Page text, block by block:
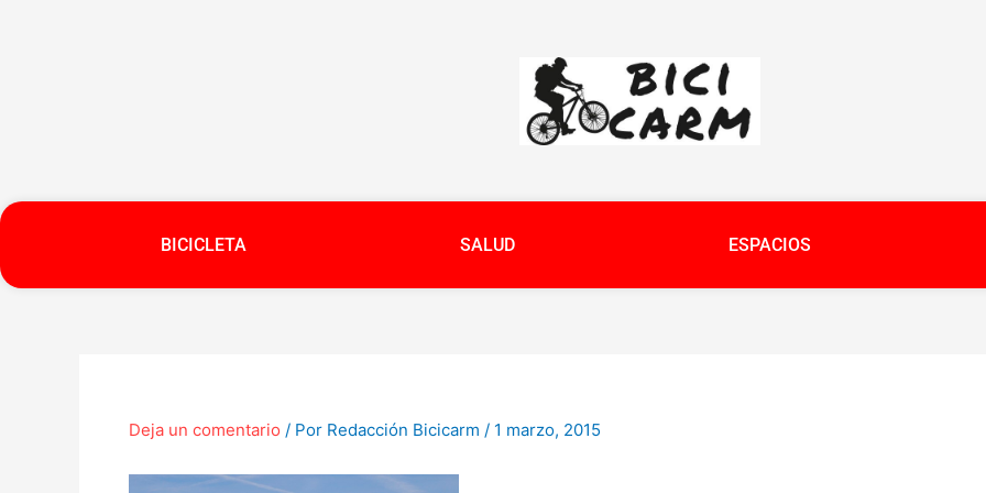
BICICLETA SALUD ESPACIOS
Deja un comentario / Por Redacción Bicicarm / 1 marzo, 2015